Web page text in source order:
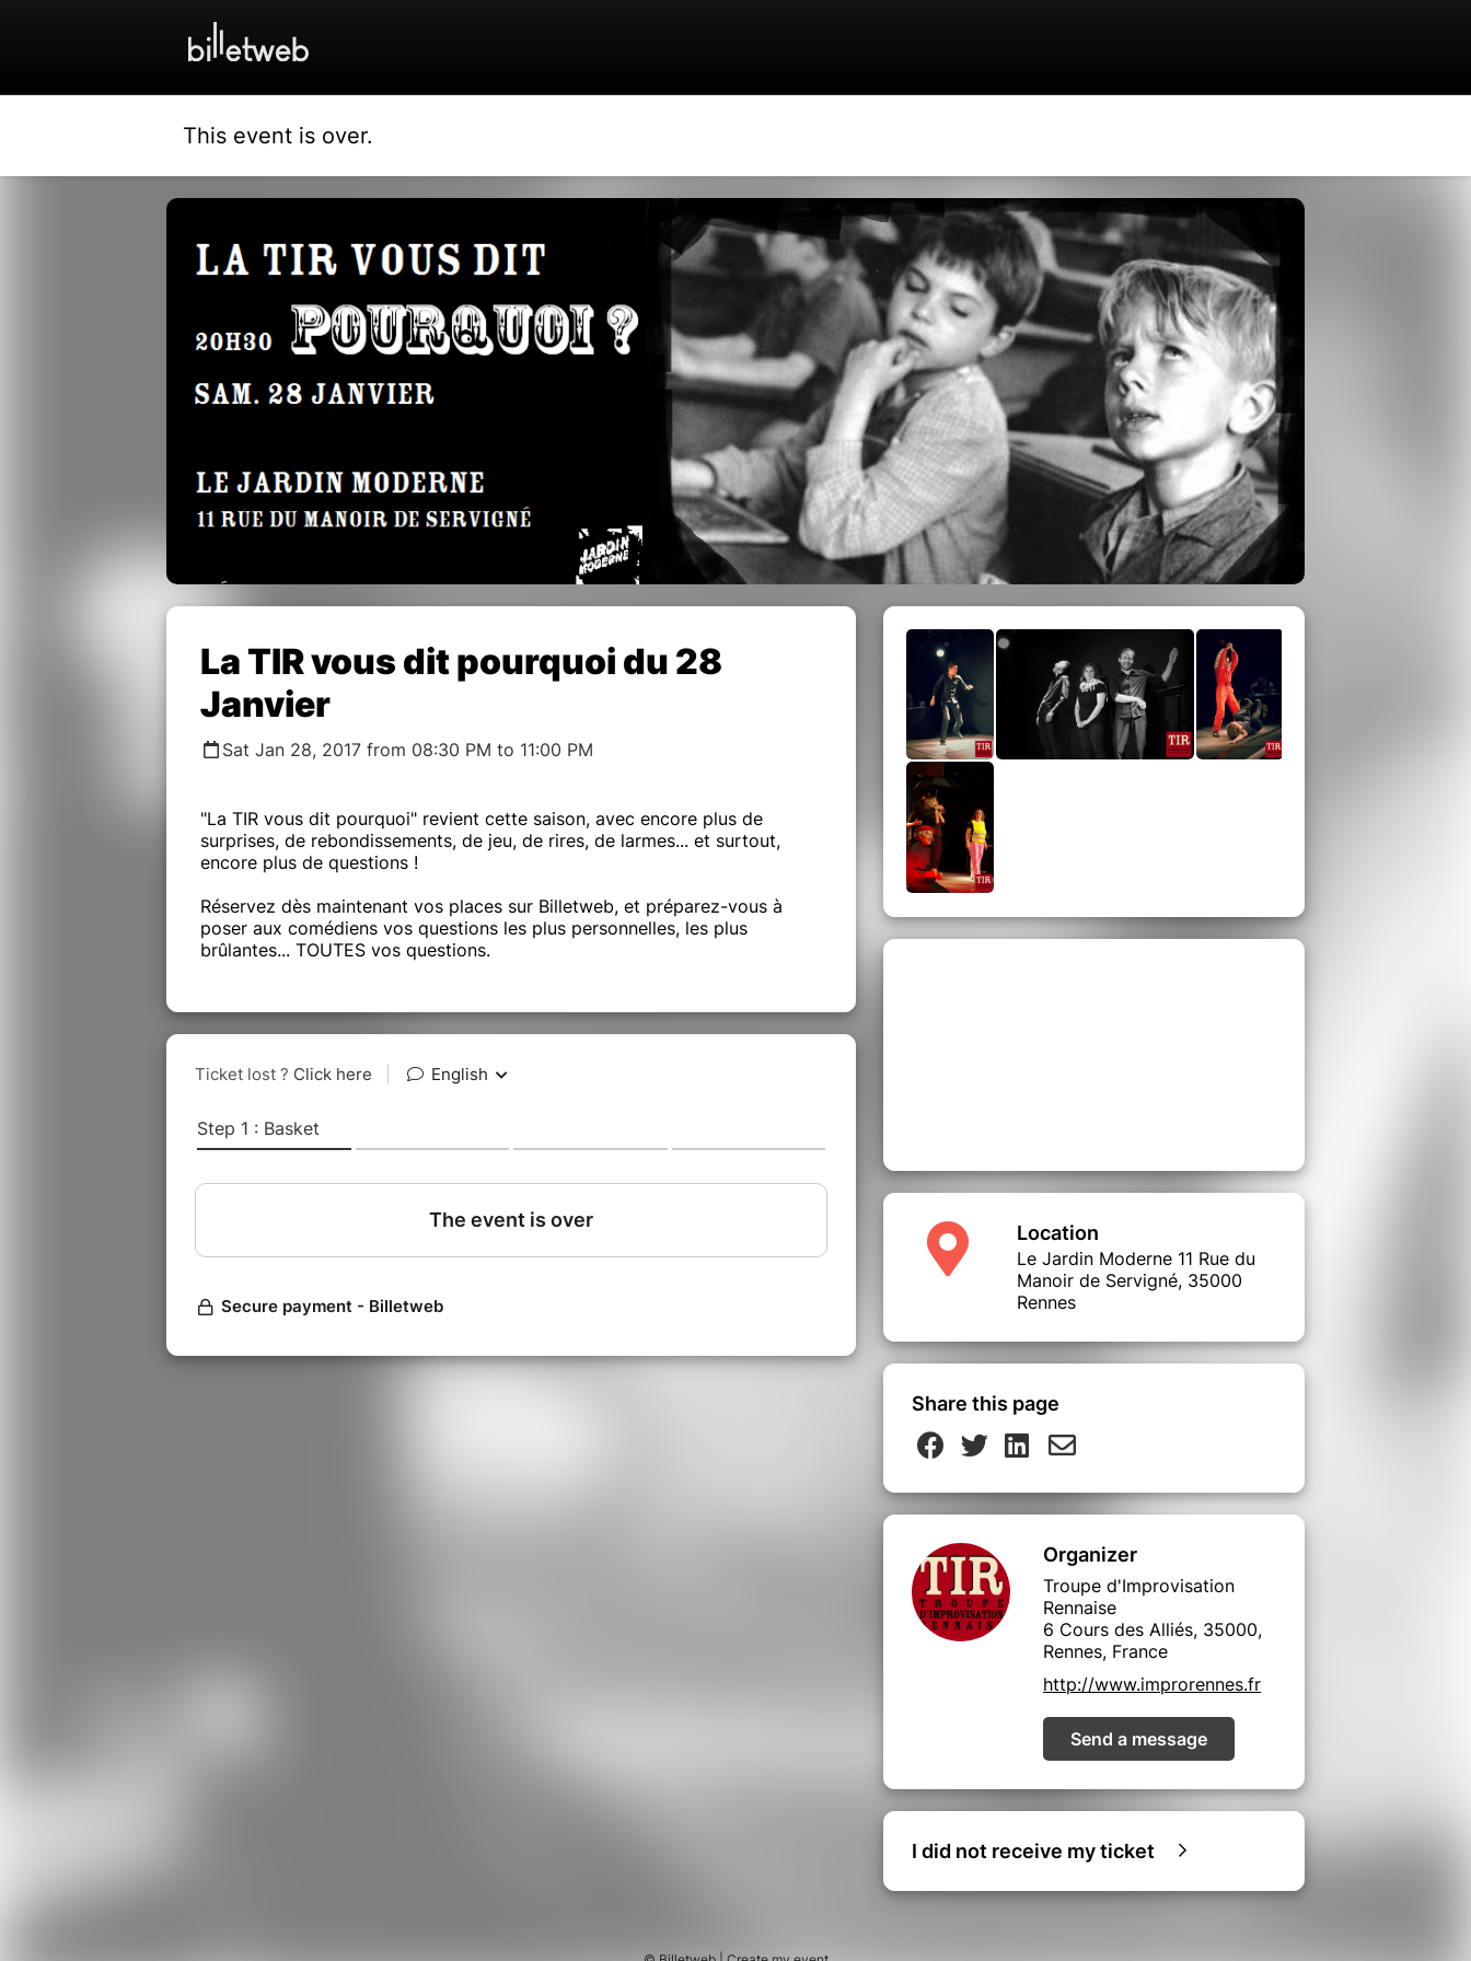
This event is over.
La TIR vous dit pourquoi du 28
Janvier
Sat Jan 28, 2017 from 08:30 PM to 11:00 PM
"La TIR vous dit pourquoi" revient cette saison, avec encore plus de
surprises, de rebondissements, de jeu, de rires, de larmes... et surtout,
encore plus de questions !
Réservez dès maintenant vos places sur Billetweb, et préparez-vous à
poser aux comédiens vos questions les plus personnelles, les plus
brûlantes... TOUTES vos questions.
Location
Le Jardin Moderne 11 Rue du
Manoir de Servigné, 35000
Rennes
Share this page
Organizer
Troupe d'Improvisation
Rennaise
6 Cours des Alliés, 35000,
Rennes, France
http://www.improrennes.fr
Send a message
I did not receive my ticket